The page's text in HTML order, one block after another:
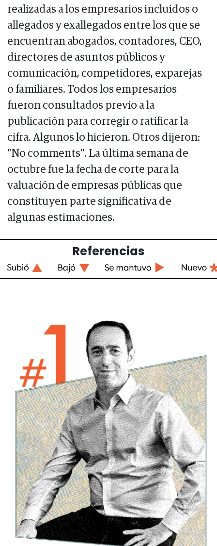
realizadas a los empresarios incluidos o
allegados y exallegados entre los que se
encuentran abogados, contadores, CEO,
directores de asuntos públicos y
comunicación, competidores, exparejas
o familiares. Todos los empresarios
fueron consultados previo a la
publicación para corregir o ratificar la
cifra. Algunos lo hicieron. Otros dijeron:
"No comments". La última semana de
octubre fue la fecha de corte para la
valuación de empresas públicas que
constituyen parte significativa de
algunas estimaciones.
Referencias